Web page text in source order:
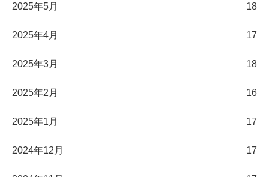
2025年5月 18
2025年4月 17
2025年3月 18
2025年2月 16
2025年1月 17
2024年12月 17